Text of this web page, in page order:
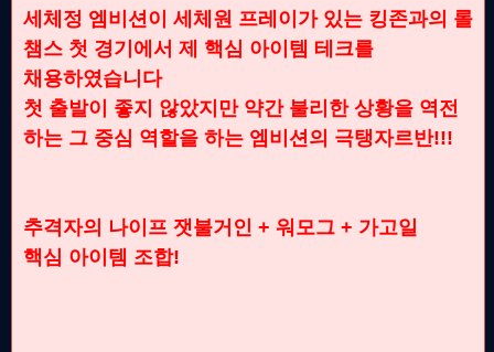
세체정 엠비션이 세체원 프레이가 있는 킹존과의 롤
챔스 첫 경기에서 제 핵심 아이템 테크를
채용하였습니다
첫 출발이 좋지 않았지만 약간 불리한 상황을 역전
하는 그 중심 역할을 하는 엠비션의 극탱자르반!!!
추격자의 나이프 잿불거인 + 워모그 + 가고일
핵심 아이템 조합!